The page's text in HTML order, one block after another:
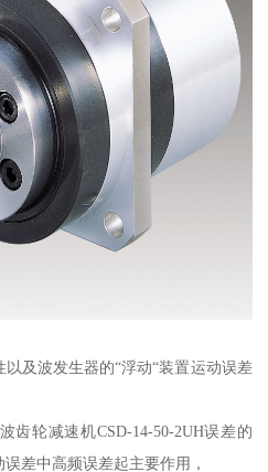
及波发生器的“浮动“装置运动误差
齿轮减速机CSD-14-50-2UH误差的
差中高频误差起主要作用，